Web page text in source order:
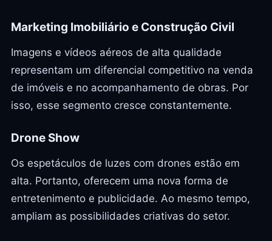
Marketing Imobiliário e Construção Civil
Imagens e vídeos aéreos de alta qualidade
representam um diferencial competitivo na venda
de imóveis e no acompanhamento de obras. Por
isso, esse segmento cresce constantemente.
Drone Show
Os espetáculos de luzes com drones estão em
alta. Portanto, oferecem uma nova forma de
entretenimento e publicidade. Ao mesmo tempo,
ampliam as possibilidades criativas do setor.